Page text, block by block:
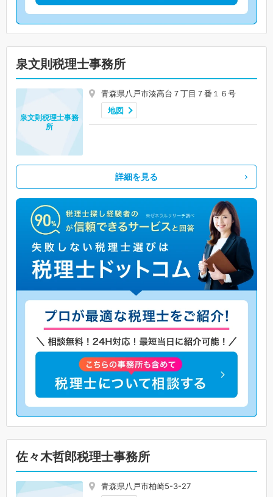
泉文則税理士事務所
青森県八戸市湊高台７丁目７番１６号
地図
泉文則税理士事務
所
詳細を見る
佐々木哲郎税理士事務所
青森県八戸市柏崎5-3-27